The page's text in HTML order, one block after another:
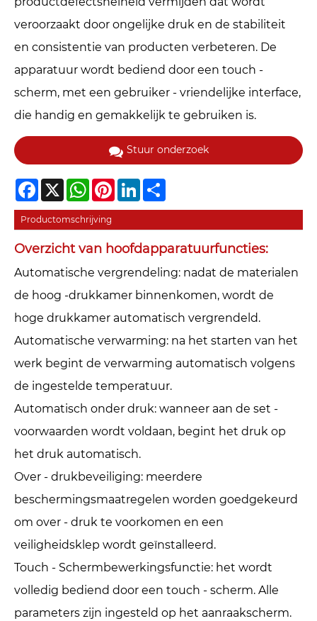
veroorzaakt door ongelijke druk en de stabiliteit
en consistentie van producten verbeteren. De
apparatuur wordt bediend door een touch -
scherm, met een gebruiker - vriendelijke interface,
die handig en gemakkelijk te gebruiken is.
Stuur onderzoek
Facebook
X WhatsAppPinterestLinkedIn
Productomschrijving
Overzicht van hoofdapparatuurfuncties:
Automatische vergrendeling: nadat de materialen
de hoog -drukkamer binnenkomen, wordt de
hoge drukkamer automatisch vergrendeld.
Automatische verwarming: na het starten van het
werk begint de verwarming automatisch volgens
de ingestelde temperatuur.
Automatisch onder druk: wanneer aan de set -
voorwaarden wordt voldaan, begint het druk op
het druk automatisch.
Over - drukbeveiliging: meerdere
beschermingsmaatregelen worden goedgekeurd
om over - druk te voorkomen en een
veiligheidsklep wordt geïnstalleerd.
Touch - Schermbewerkingsfunctie: het wordt
volledig bediend door een touch - scherm. Alle
parameters zijn ingesteld op het aanraakscherm.